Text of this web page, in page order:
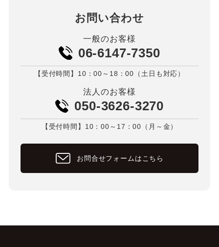
お問い合わせ
一般のお客様
06-6147-7350
【受付時間】10：00～18：00（土日も対応）
法人のお客様
050-3626-3270
【受付時間】10：00～17：00（月～金）
お問合せフォームはこちら